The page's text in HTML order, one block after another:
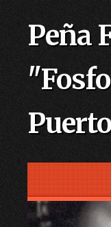
Peña
Skip to content